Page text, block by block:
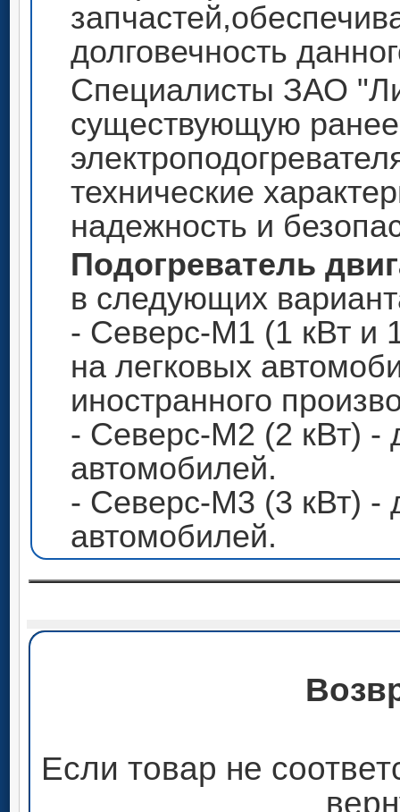
долговечность
Специалисты ЗАО
существующую
технические
надежность и
Подогреватель
в следующих
- Северс-М1 (1 кВт и
на легковых
иностранного
- Северс-М2 (2 кВт) -
автомобилей.
- Северс-М3 (3 кВт) -
автомобилей.
Если товар не